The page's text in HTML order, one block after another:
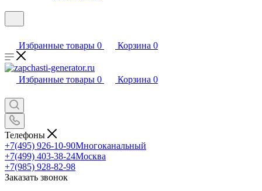
Избранные товары 0 Корзина 0
Избранные товары 0 Корзина 0
Телефоны
+7(495) 926-10-90Многоканальный
+7(499) 403-38-24Москва
+7(985) 928-82-98
Заказать звонок